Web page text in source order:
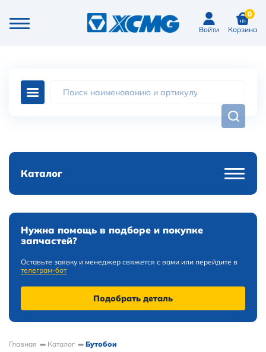
Войти Корзина
0
Каталог
Нужна помощь в подборе и покупке
запчастей?
Оставьте заявку и менеджер свяжется с вами или перейдите в
телеграм-бот
Подобрать деталь
Главная Каталог Бутобои